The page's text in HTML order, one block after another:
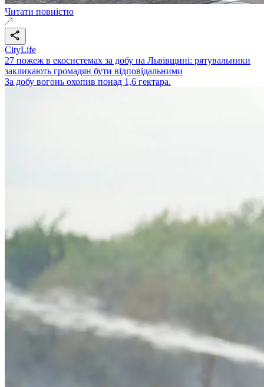
Читати повністю
CityLife
27 пожеж в екосистемах за добу на Львівщині: рятувальники
закликають громадян бути відповідальними
За добу вогонь охопив понад 1,6 гектара.